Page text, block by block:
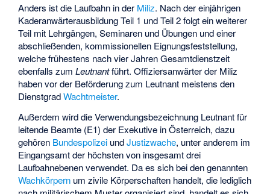
Anders ist die Laufbahn in der Miliz. Nach der einjährigen
Kaderanwärterausbildung Teil 1 und Teil 2 folgt ein weiterer
Teil mit Lehrgängen, Seminaren und Übungen und einer
abschließenden, kommissionellen Eignungsfeststellung,
welche frühestens nach vier Jahren Gesamtdienstzeit
ebenfalls zumLeutnantführt. Offiziersanwärter der Miliz
haben vor der Beförderung zum Leutnant meistens den
DienstgradWachtmeister.
Außerdem wird die Verwendungsbezeichnung Leutnant für
leitende Beamte (E1) der Exekutive in Österreich, dazu
gehören Bundespolizei undJustizwache, unter anderem im
Eingangsamt der höchsten von insgesamt drei
Laufbahnebenen verwendet. Da es sich bei den genannten
Wachkörpern um zivile Körperschaften handelt, die lediglich